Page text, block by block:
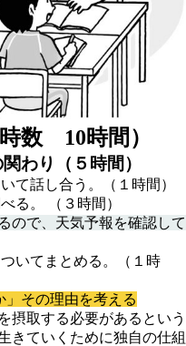
数 10時間）
わり（５時間）
て話し合う。（１時間）
る。 （３時間）
ので、天気予報を確認して
いてまとめる。（１時
その理由を考える
摂取する必要があるという
きていくために独自の仕組